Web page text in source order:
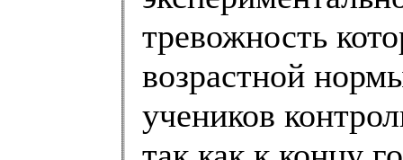
тревожность
возрастной
учеников